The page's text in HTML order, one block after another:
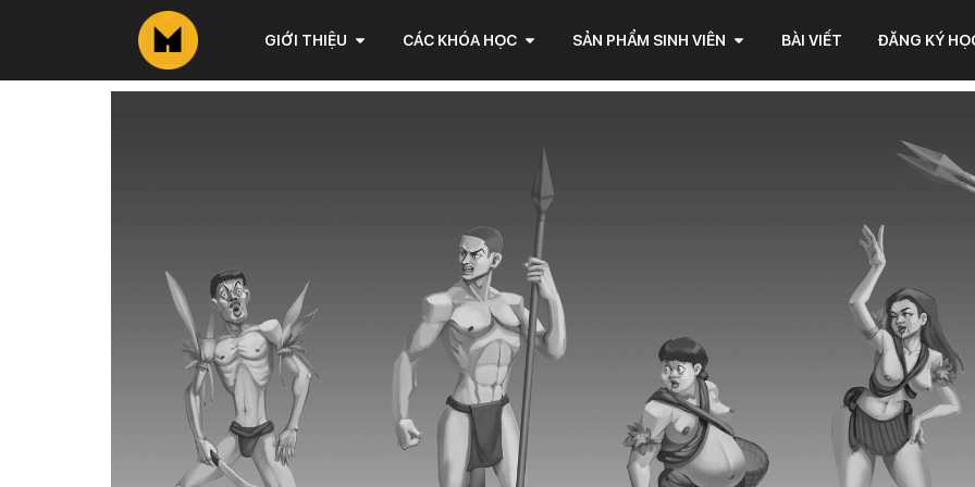
GIỚI THIỆU CÁC KHÓA HỌC SẢN PHẨM SINH VIÊN BÀI VIẾT ĐĂNG KÝ